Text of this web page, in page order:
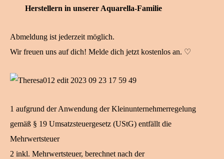
Herstellern in unserer Aquarella-Familie
Abmeldung ist jederzeit möglich.
Wir freuen uns auf dich! Melde dich jetzt kostenlos an. ♡
1 aufgrund der Anwendung der Kleinunternehmerregelung
gemäß § 19 Umsatzsteuergesetz (UStG) entfällt die
Mehrwertsteuer
2 inkl. Mehrwertsteuer, berechnet nach der